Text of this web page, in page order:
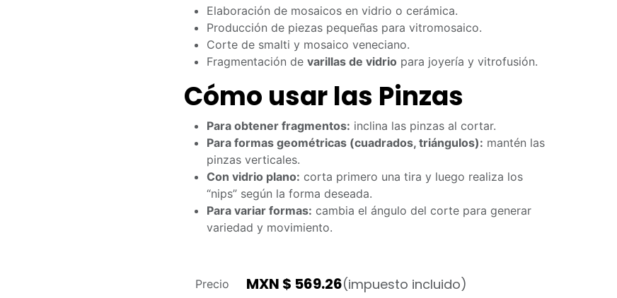
Elaboración de mosaicos en vidrio o cerámica.
Producción de piezas pequeñas para vitromosaico.
Corte de smalti y mosaico veneciano.
Fragmentación de varillas de vidrio para joyería y vitrofusión.
Cómo usar las Pinzas
Para obtener fragmentos: inclina las pinzas al cortar.
Para formas geométricas (cuadrados, triángulos): mantén las
pinzas verticales.
Con vidrio plano: corta primero una tira y luego realiza los
“nips” según la forma deseada.
Para variar formas: cambia el ángulo del corte para generar
variedad y movimiento.
Precio MXN $ 569.26(impuesto incluido)